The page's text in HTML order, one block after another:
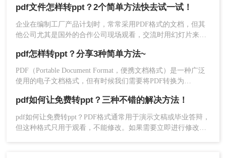
4、转换完成，可打开查看。
方法三：使用Adobe Acrobat Pro进行手动转
换
对于一些复杂的PDF文件，使用在线转换工具或转
换软件可能无法满足需求。这时，我们可以使用
Adobe Acrobat Pro进行手动转换：
换为PPT格式以便于制作演示文稿。那么PDF怎样转换成PPT
呢？在本文中，我们将介绍三种方法，以帮助您将PDF文件转
换为PPT文件。
pdf文件怎样转ppt？2个简单方法快去试一试！
企业在编制工厂产品计划时，常常采用PDF格式的文档，但其
他公司尤其是国外的合作公司现场观看，交流时用幻灯片来表
编辑好的pdf文件怎样转ppt？今天就来给大家讲讲pdf文件转ppt
文档的操作步骤吧。
pdf怎样转ppt？分享3种简单方法~
PDF（Portable Document Format，便携文档格式）是一种广泛
使用的电子文档格式，但有时候我们需要将PDF转换为
样转PPT呢？在本文中，我们将介绍三个简单而有效的方法来
实现这一目标。
pdf如何让免费转ppt？三种不错的解决方法！
pdf如何让免费转ppt？PDF格式通常用于演示文稿或毕业答辩，
但这种格式只用于观看，不能修改。如果需要立即进行修改，